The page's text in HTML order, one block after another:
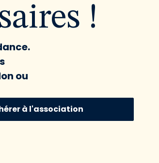
!
ou
à l'association